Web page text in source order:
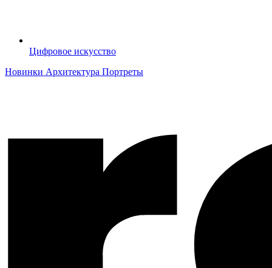
Цифровое искусство
Новинки Архитектура Портреты